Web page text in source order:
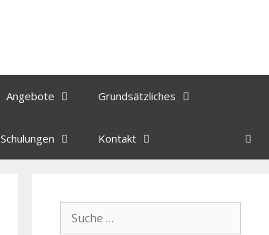
Angebote Grundsätzliches
Schulungen Kontakt